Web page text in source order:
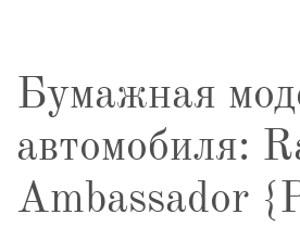
Бумажная
автомобиля:
Ambassador